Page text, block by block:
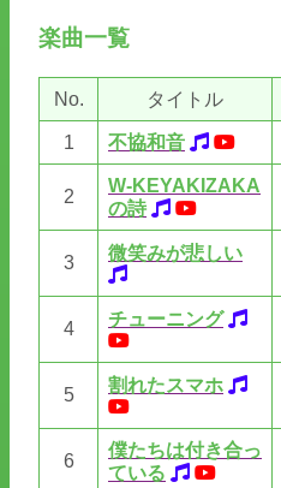
楽曲一覧
No. タイトル
1 不協和音
2
W-KEYAKIZAKA
の詩
3 微笑みが悲しい
4 チューニング
5 割れたスマホ
6
僕たちは付き合っ
ている